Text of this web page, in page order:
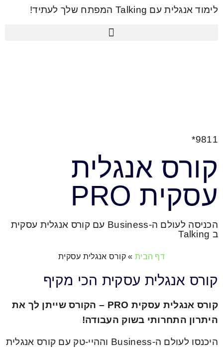
לתוכן
לימוד אנגלית עם Talking המפתח שלך לעתיד!
9811*
קורס אנגלית
עסקית PRO
הכניסה לעולם ה-Business עם קורס אנגלית עסקית
ב Talking
דף הבית » קורס אנגלית עסקית
קורס אנגלית עסקית הכי מקיף
קורס אנגלית עסקית PRO – הקורס שייתן לך את
היתרון התחרותי בשוק העבודה!
היכנסו לעולם ה-Business וההיי-טק עם קורס אנגלית